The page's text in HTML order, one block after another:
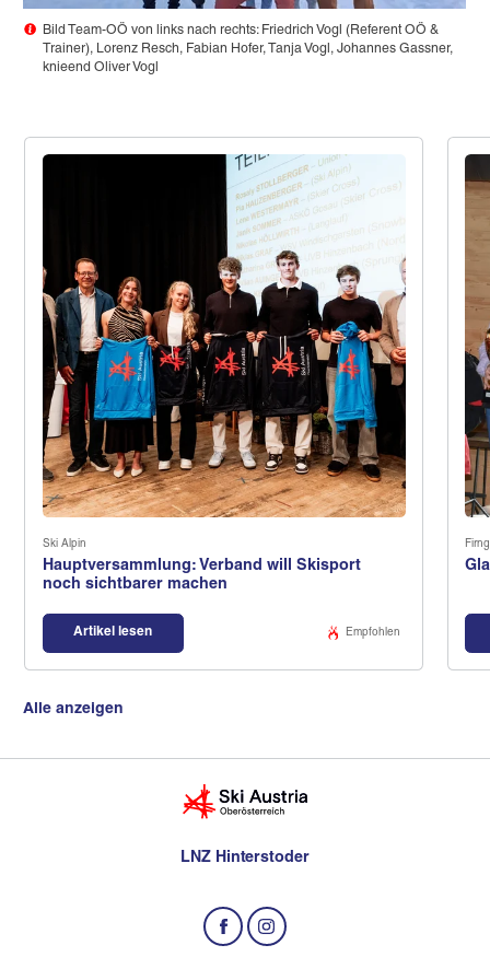
Bild Team-OÖ von links nach rechts: Friedrich Vogl (Referent OÖ &
Trainer), Lorenz Resch, Fabian Hofer, Tanja Vogl, Johannes Gassner,
knieend Oliver Vogl
Ski Alpin
Hauptversammlung: Verband will Skisport
noch sichtbarer machen
Artikel lesen Empfohlen
Alle anzeigen
LNZ Hinterstoder